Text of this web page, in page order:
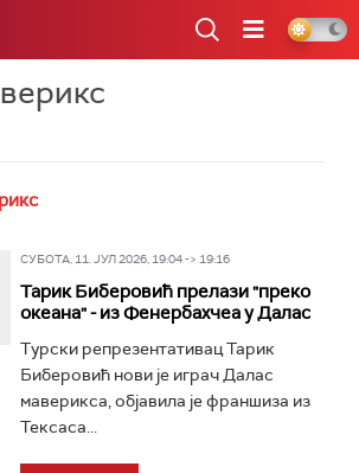
СУБОТА, 11. ЈУЛ 2026, 19:04 -> 19:16
Тарик Биберовић прелази "преко
океана" - из Фенербахчеа у Далас
Турски репрезентативац Тарик
Биберовић нови је играч Далас
маверикса, објавила је франшиза из
Тексаса...